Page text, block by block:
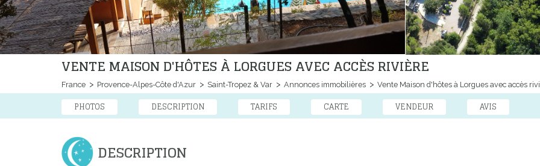
VENTE MAISON D'HÔTES À LORGUES AVEC ACCÈS RIVIÈRE
France Provence-Alpes-Côte d'Azur Saint-Tropez & Var Annonces immobilières Vente Maison d'hôtes à Lorgues avec accès
PHOTOS DESCRIPTION TARIFS CARTE VENDEUR AVIS
DESCRIPTION